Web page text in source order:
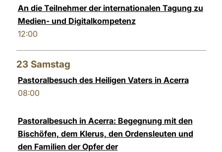
An die Teilnehmer der internationalen Tagung zu
Medien- und Digitalkompetenz
12:00
23 Samstag
Pastoralbesuch des Heiligen Vaters in Acerra
08:00
Pastoralbesuch in Acerra: Begegnung mit den
Bischöfen, dem Klerus, den Ordensleuten und
den Familien der Opfer der